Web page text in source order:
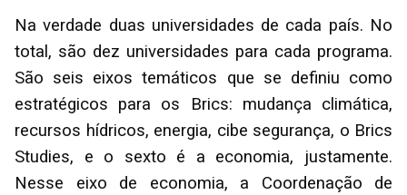
Na verdade duas universidades de cada país. No
total, são dez universidades para cada programa.
São seis eixos temáticos que se definiu como
estratégicos para os Brics: mudança climática,
recursos hídricos, energia, cibe segurança, o Brics
Studies, e o sexto é a economia, justamente.
Nesse eixo de economia, a Coordenação de